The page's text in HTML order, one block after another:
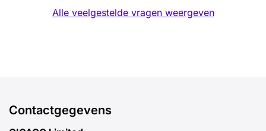
Alle veelgestelde vragen weergeven
Contactgegevens